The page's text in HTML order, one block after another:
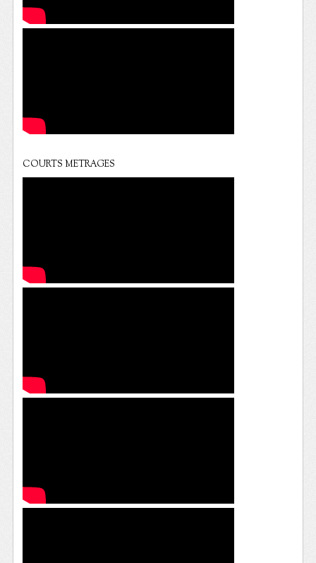
COURTS METRAGES